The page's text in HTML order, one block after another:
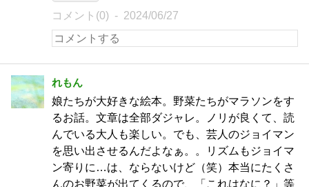
コメント(0) 2024/06/27
れもん
娘たちが大好きな絵本。野菜たちがマラソンをす
るお話。文章は全部ダジャレ。ノリが良くて、読
んでいる大人も楽しい。でも、芸人のジョイマン
を思い出させるんだよなぁ。。リズムもジョイマ
ン寄りに…は、ならないけど（笑）本当にたくさ
んのお野菜が出てくるので、「これはなに？」等